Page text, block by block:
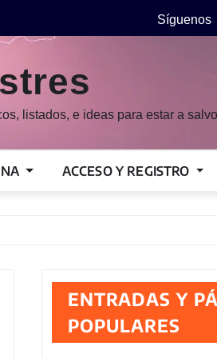
Síguenos
listados, e ideas para estar a
ACCESO Y REGISTRO
ENTRADAS Y
POPULARES